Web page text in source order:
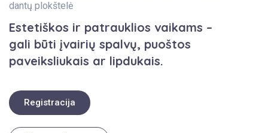
dantų plokštelė
Estetiškos ir patrauklios vaikams –
gali būti įvairių spalvų, puoštos
paveiksliukais ar lipdukais.
Registracija